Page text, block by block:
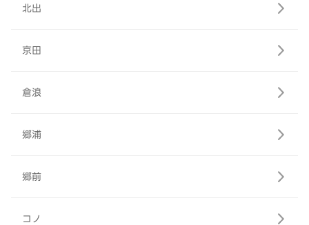
北出
京田
倉浪
郷浦
郷前
コノ